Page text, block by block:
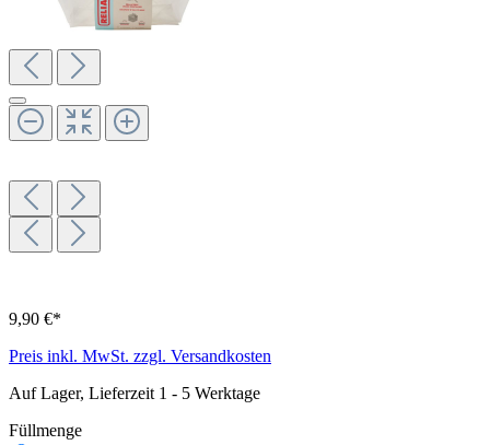
9,90 €*
Preis inkl. MwSt. zzgl. Versandkosten
Auf Lager, Lieferzeit 1 - 5 Werktage
Füllmenge